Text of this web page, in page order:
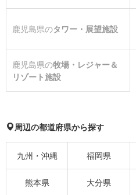
鹿児島県のタワー・展望施設
鹿児島県の牧場・レジャー＆
リゾート施設
周辺の都道府県から探す
九州・沖縄 福岡県
熊本県 大分県